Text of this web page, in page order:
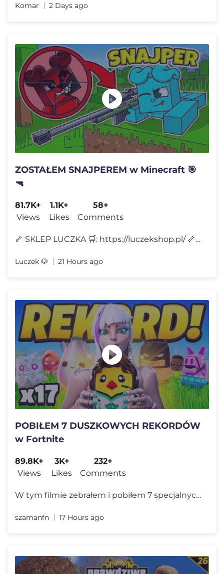
Komar 2 Days ago
ZOSTAŁEM SNAJPEREM w Minecraft 🎯
🔫
81.7K+
Views
1.1K+
Likes
58+
Comments
🦴 SKLEP LUCZKA 🛒: https://luczekshop.pl/ 🦴 Dzisiaj Luczek �
Luczek 🐶 21 Hours ago
POBIŁEM 7 DUSZKOWYCH REKORDÓW
w Fortnite
89.8K+
Views
3K+
Likes
232+
Comments
W tym filmie zebrałem i pobiłem 7 specjalnych duszkowych rekordów w
szamanfn 17 Hours ago